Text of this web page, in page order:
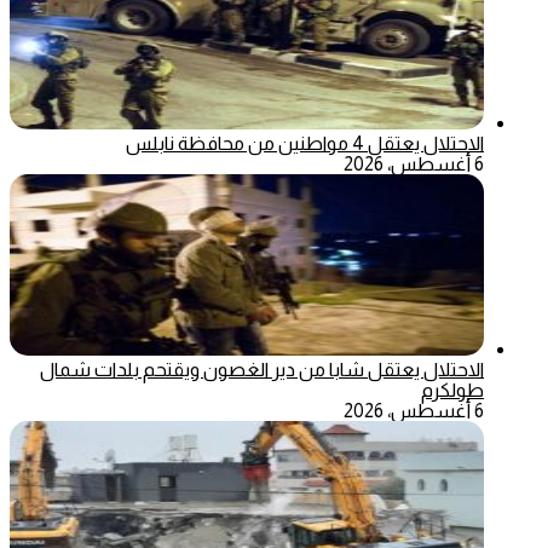
الاحتلال يعتقل 4 مواطنين من محافظة نابلس
6 أغسطس، 2026
الاحتلال يعتقل شابا من دير الغصون ويقتحم بلدات شمال
طولكرم
6 أغسطس، 2026